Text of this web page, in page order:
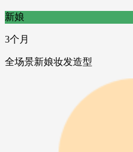
新娘
3个月
全场景新娘妆发造型